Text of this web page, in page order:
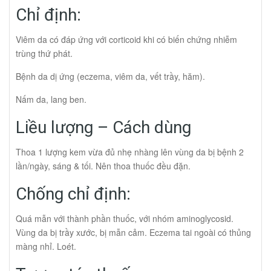
Chỉ định:
Viêm da có đáp ứng với corticoid khi có biến chứng nhiễm
trùng thứ phát.
Bệnh da dị ứng (eczema, viêm da, vết trầy, hăm).
Nấm da, lang ben.
Liều lượng – Cách dùng
Thoa 1 lượng kem vừa đủ nhẹ nhàng lên vùng da bị bệnh 2
lần/ngày, sáng & tối. Nên thoa thuốc đều đặn.
Chống chỉ định:
Quá mẫn với thành phần thuốc, với nhóm aminoglycosid.
Vùng da bị trầy xước, bị mẫn cảm. Eczema tai ngoài có thủng
màng nhỉ. Loét.